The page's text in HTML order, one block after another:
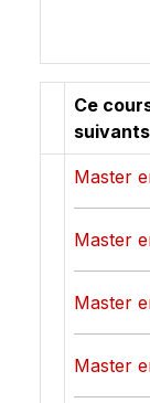
Ce
suivants
Master
Master
Master
Master